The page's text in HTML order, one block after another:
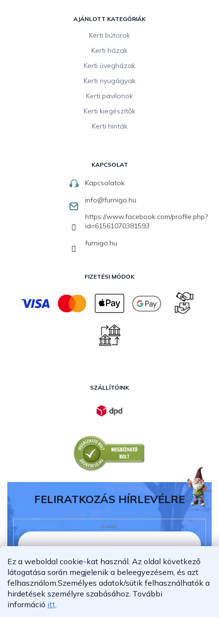
Ez a weboldal cookie-kat használ. Az oldal következő
látogatása során megjelenik a beleegyezésem, és azt
felhasználom.Személyes adatok/sütik felhasználhatók a
hirdetések személyre szabásához. További
információ itt.
AJÁNLOTT KATEGÓRIÁK
Kerti bútorok
Kerti házak
Kerti üvegházak
Kerti nyugágyak
Kerti pavilonok
Kerti kiegészítők
Kerti hinták
KAPCSOLAT
Kapcsolatok
info@furnigo.hu
https://www.facebook.com/profile.php?
id=61561070381593
furnigo.hu
FIZETÉSI MÓDOK
SZÁLLÍTÓINK
FELIRATKOZÁS HÍRLEVÉLRE
E-MAIL
Elolvastam és megértettem azadatvédelmi
nyilatkozatot.
Feliratkozás